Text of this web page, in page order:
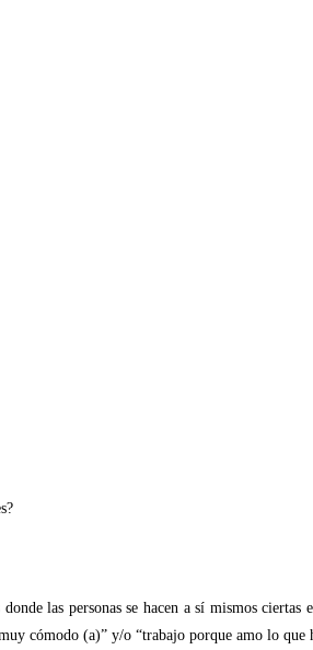
las personas se hacen a sí mismos
cómodo (a)” y/o “trabajo porque amo lo que